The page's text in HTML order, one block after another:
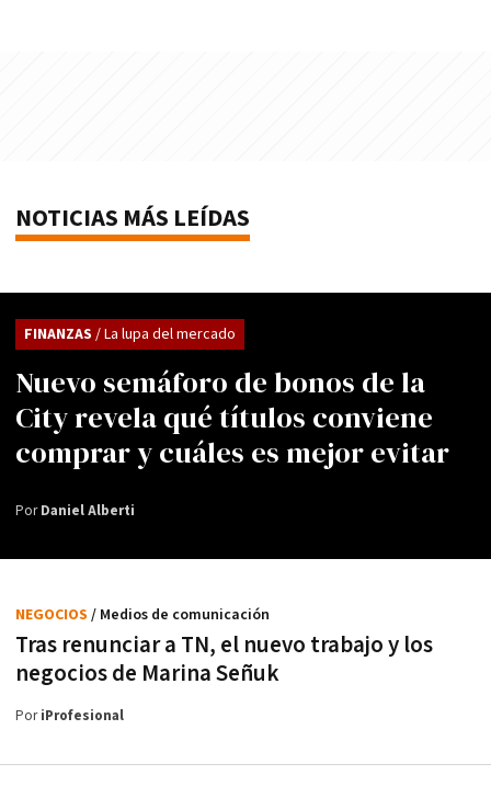
NOTICIAS MÁS LEÍDAS
Nuevo semáforo de bonos de la
City revela qué títulos conviene
comprar y cuáles es mejor evitar
FINANZAS / La lupa del mercado
PorDaniel Alberti
Tras renunciar a TN, el nuevo trabajo y los
negocios de Marina Señuk
NEGOCIOS / Medios de comunicación
PoriProfesional